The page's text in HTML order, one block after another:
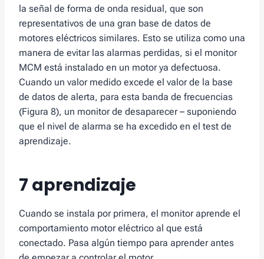
la señal de forma de onda residual, que son
representativos de una gran base de datos de
motores eléctricos similares. Esto se utiliza como una
manera de evitar las alarmas perdidas, si el monitor
MCM está instalado en un motor ya defectuosa.
Cuando un valor medido excede el valor de la base
de datos de alerta, para esta banda de frecuencias
(Figura 8), un monitor de desaparecer – suponiendo
que el nivel de alarma se ha excedido en el test de
aprendizaje.
7 aprendizaje
Cuando se instala por primera, el monitor aprende el
comportamiento motor eléctrico al que está
conectado. Pasa algún tiempo para aprender antes